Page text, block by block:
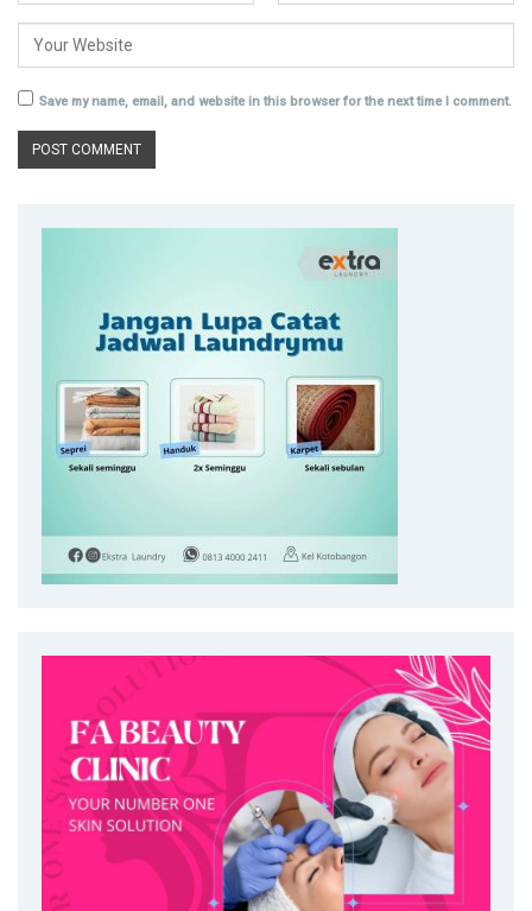
Save my name, email, and website in this browser for the next time I comment.